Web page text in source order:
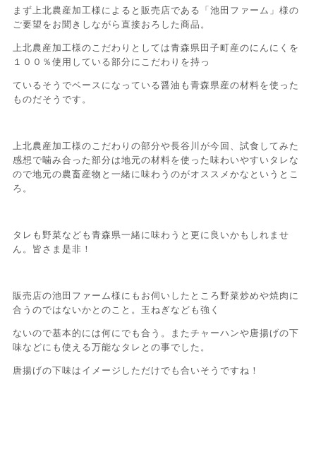
まず上北農産加工様によると販売店である「池田ファーム」様の
ご要望をお聞きしながら直接おろした商品。
上北農産加工様のこだわりとしては青森県田子町産のにんにくを
１００％使用している部分にこだわりを持っ
ているそうでベースになっている醤油も青森県産の材料を使った
ものだそうです。
上北農産加工様のこだわりの部分や長谷川が今回、試食してみた
感想で噛み合った部分は地元の材料を使った味わいやすいタレな
ので地元の農畜産物と一緒に味わうのがオススメかなというとこ
ろ。
タレも野菜なども青森県一緒に味わうと更に良いかもしれませ
ん。皆さま是非！
販売店の池田ファーム様にもお伺いしたところ野菜炒めや焼肉に
合うのではないかとのこと。玉ねぎなども強く
ないので基本的には何にでも合う。またチャーハンや唐揚げの下
味などにも使える万能なタレとの事でした。
唐揚げの下味はイメージしただけでも合いそうですね！